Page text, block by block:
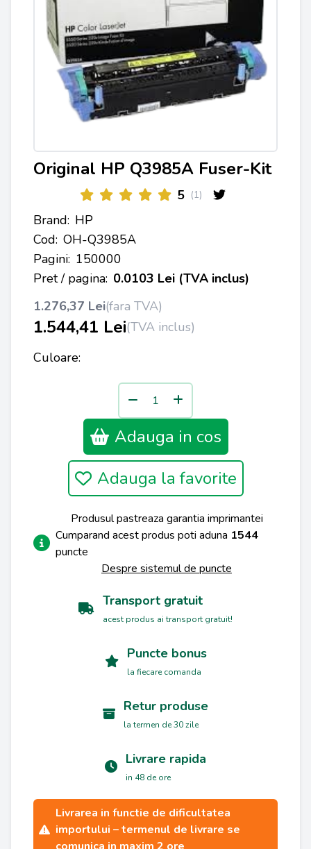
Original HP Q3985A Fuser-Kit
5 (1)
Brand: HP
Cod: OH-Q3985A
Pagini: 150000
Pret / pagina: 0.0103 Lei (TVA inclus)
1.276,37 Lei(fara TVA)
1.544,41 Lei(TVA inclus)
Culoare:
Adauga in cos
Adauga la favorite
Produsul pastreaza garantia imprimantei
Cumparand acest produs poti aduna 1544
puncte
Despre sistemul de puncte
Transport gratuit
acest produs ai transport gratuit!
Puncte bonus
la fiecare comanda
Retur produse
la termen de 30 zile
Livrare rapida
in 48 de ore
Livrarea in functie de dificultatea
importului – termenul de livrare se